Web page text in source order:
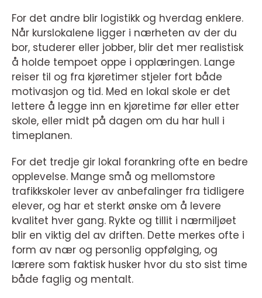
For det andre blir logistikk og hverdag enklere.
Når kurslokalene ligger i nærheten av der du
bor, studerer eller jobber, blir det mer realistisk
å holde tempoet oppe i opplæringen. Lange
reiser til og fra kjøretimer stjeler fort både
motivasjon og tid. Med en lokal skole er det
lettere å legge inn en kjøretime før eller etter
skole, eller midt på dagen om du har hull i
timeplanen.
For det tredje gir lokal forankring ofte en bedre
opplevelse. Mange små og mellomstore
trafikkskoler lever av anbefalinger fra tidligere
elever, og har et sterkt ønske om å levere
kvalitet hver gang. Rykte og tillit i nærmiljøet
blir en viktig del av driften. Dette merkes ofte i
form av nær og personlig oppfølging, og
lærere som faktisk husker hvor du sto sist time
både faglig og mentalt.